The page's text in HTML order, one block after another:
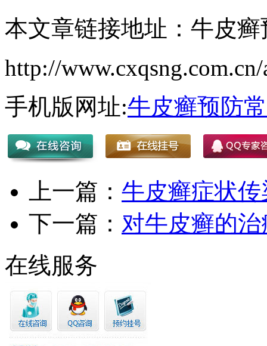
本文章链接地址：牛皮
http://
手机版网址:牛皮癣预防
上一篇： 牛皮癣症状传
下一篇： 对牛皮癣的
在线服务